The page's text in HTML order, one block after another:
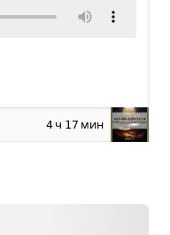
4 ч 17 мин